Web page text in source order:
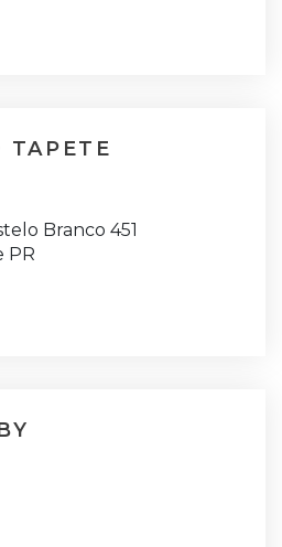
TAPETE
Branco 451
PR